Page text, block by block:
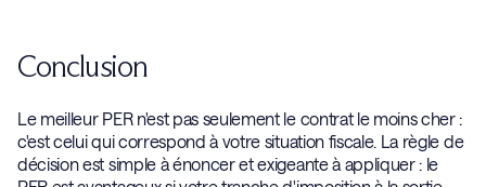
Conclusion
Le meilleur PER n'est pas seulement le contrat le moins cher :
c'est celui qui correspond à votre situation fiscale. La règle de
décision est simple à énoncer et exigeante à appliquer : le